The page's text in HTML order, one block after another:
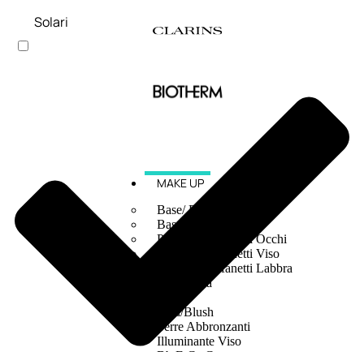
MAKE UP
Base/ Primer Occhi
Base/ Primer Viso
Palette E Cofanetti Occhi
Palette E Cofanetti Viso
Palette E Cofanetti Labbra
Fondotinta
Fard/Blush
Terre Abbronzanti
Illuminante Viso
Solari